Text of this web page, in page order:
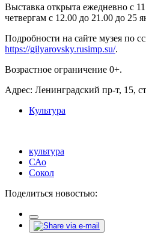
Выставка открыта ежедневно с
четвергам с 12.00 до 21.00 до 25
Подробности на сайте музея по
https://gilyarovsky.rusimp.su/.
Возрастное ограничение 0+.
Адрес: Ленинградский пр-т, 15,
Культура
культура
САо
Сокол
Поделиться новостью: